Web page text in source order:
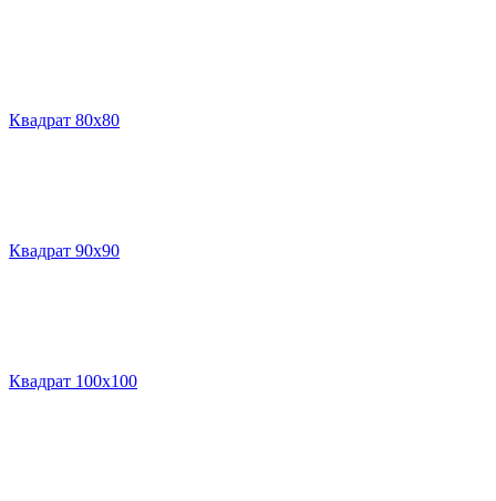
Квадрат 80х80
Квадрат 90х90
Квадрат 100х100